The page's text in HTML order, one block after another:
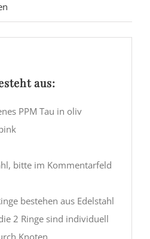
aus:
PPM Tau in oliv
bitte im Kommentarfeld
bestehen aus Edelstahl
2 Ringe sind individuell
Knoten